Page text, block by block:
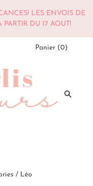
LES ENVOIS DE
DU 17 AOUT!
Panier (0)
/ Léo